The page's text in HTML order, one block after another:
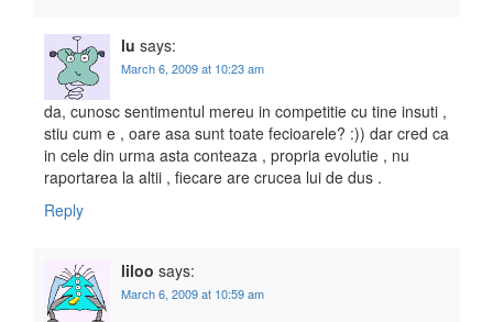
lu says:
March 6, 2009 at 10:23 am
da, cunosc sentimentul mereu in competitie cu tine insuti ,
stiu cum e , oare asa sunt toate fecioarele? :)) dar cred ca
in cele din urma asta conteaza , propria evolutie , nu
raportarea la altii , fiecare are crucea lui de dus .
Reply
liloo says:
March 6, 2009 at 10:59 am